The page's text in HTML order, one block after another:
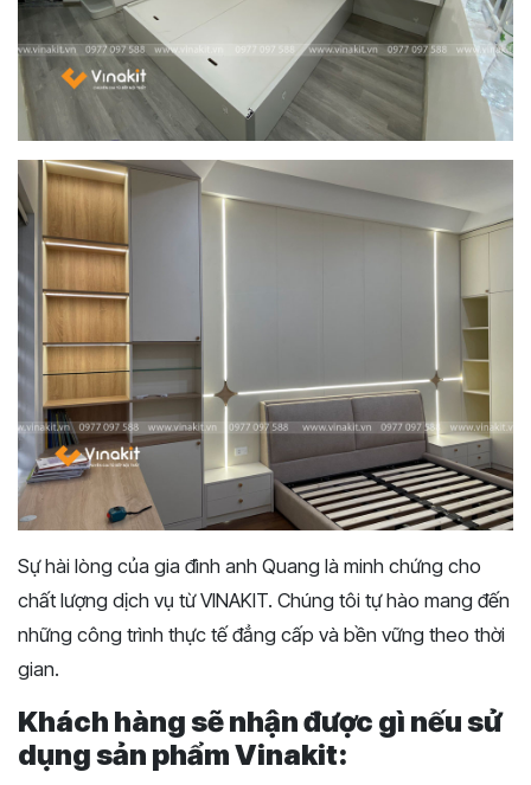
Sự hài lòng của gia đình anh Quang là minh chứng cho
chất lượng dịch vụ từ VINAKIT. Chúng tôi tự hào mang đến
những công trình thực tế đẳng cấp và bền vững theo thời
gian.
Khách hàng sẽ nhận được gì nếu sử
dụng sản phẩm Vinakit: